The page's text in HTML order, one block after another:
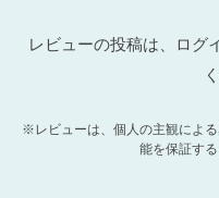
レビューの投稿は、ログ
※レビューは、個人の主観によ
能を保証する